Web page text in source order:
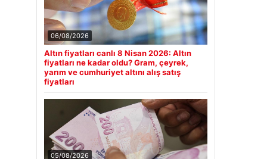
06/08/2026
Altın fiyatları canlı 8 Nisan 2026: Altın
fiyatları ne kadar oldu? Gram, çeyrek,
yarım ve cumhuriyet altını alış satış
fiyatları
05/08/2026